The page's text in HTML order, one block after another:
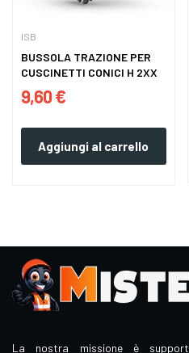
ISB
BUSSOLA TRAZIONE PER
CUSCINETTI CONICI H 2XX
9,60 €
Aggiungi al carrello
La nostra missione è